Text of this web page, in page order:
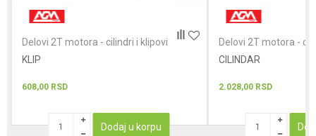
Delovi 2T motora - cilindri i klipovi
KLIP
608,00 RSD
Dodaj u korpu
Delovi 2T motora -
CILINDAR
2.028,00 RSD